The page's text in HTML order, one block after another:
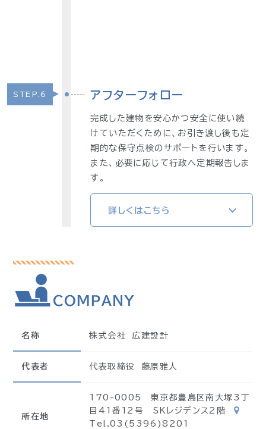
STEP.6 アフターフォロー
完成した建物を安心かつ安全に使い続
けていただくために、お引き渡し後も定
期的な保守点検のサポートを行います。
また、必要に応じて行政へ定期報告しま
す。
詳しくはこちら
名称 株式会社 広建設計
代表者 代表取締役 藤原雅人
所在地
170-0005 東京都豊島区南大塚3丁
目41番12号 SKレジデンス2階
Tel.03(5396)8201